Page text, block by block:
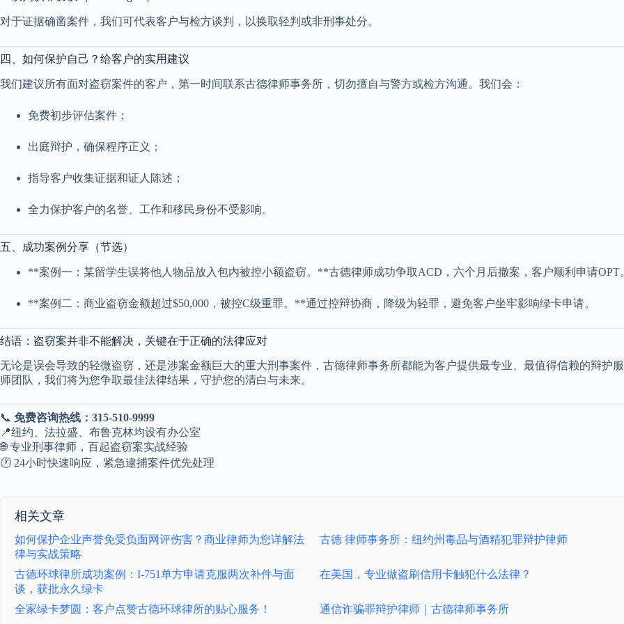
对于证据确凿案件，我们可代表客户与检方谈判，以换取轻判或非刑事处分。
四、如何保护自己？给客户的实用建议
我们建议所有面对盗窃案件的客户，第一时间联系古德律师事务所，切勿擅自与警方或检方沟通。我们会：
免费初步评估案件；
出庭辩护，确保程序正义；
指导客户收集证据和证人陈述；
全力保护客户的名誉、工作和移民身份不受影响。
五、成功案例分享（节选）
**案例一：某留学生误将他人物品放入包内被控小额盗窃。**古德律师成功争取ACD，六个月后撤案，客户顺利申请OPT
**案例二：商业盗窃金额超过$50,000，被控C级重罪。**通过控辩协商，降级为轻罪，避免客户坐牢影响绿卡申请。
结语：盗窃案并非不能解决，关键在于正确的法律应对
无论是误会导致的轻微盗窃，还是涉案金额巨大的重大刑事案件，古德律师事务所都能为客户提供最专业、最值得信赖的辩护
师团队，我们将为您争取最佳法律结果，守护您的清白与未来。
📞 免费咨询热线：315-510-9999
📍纽约、法拉盛、布鲁克林均设有办公室
🌐 专业刑事律师，百起盗窃案实战经验
🕐 24小时快速响应，紧急逮捕案件优先处理
相关文章
如何保护企业声誉免受负面网评伤害？商业律师为您详解法
律与实战策略
古德 律师事务所：纽约州毒品与酒精犯罪辩护律师
古德环球律所成功案例：I-751单方申请克服两次补件与面
谈，获批永久绿卡
在美国，专业做盗刷信用卡触犯什么法律？
全家绿卡梦圆：客户点赞古德环球律所的贴心服务！ 通信诈骗罪辩护律师｜古德律师事务所